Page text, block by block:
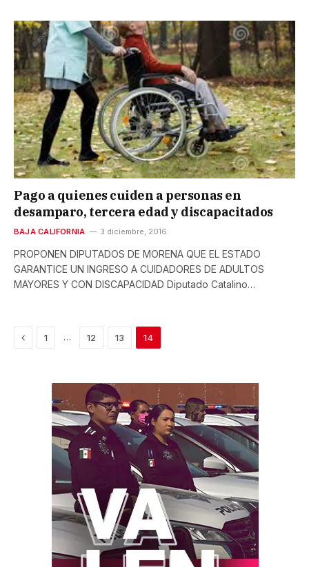
Pago a quienes cuiden a personas en
desamparo, tercera edad y discapacitados
BAJA CALIFORNIA 3 diciembre, 2016
PROPONEN DIPUTADOS DE MORENA QUE EL ESTADO
GARANTICE UN INGRESO A CUIDADORES DE ADULTOS
MAYORES Y CON DISCAPACIDAD Diputado Catalino…
Previous
1 … 12 13 14